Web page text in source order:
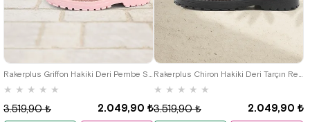
★ ★ ★ ★ ★
2.049,90 ₺
3.519,90 ₺
★ ★ ★ ★ ★
2.049,90 ₺
3.519,90 ₺
21 22 24 25